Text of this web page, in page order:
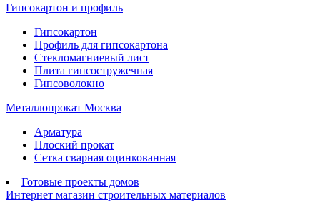
Гипсокартон и профиль
Гипсокартон
Профиль для гипсокартона
Стекломагниевый лист
Плита гипсостружечная
Гипсоволокно
Металлопрокат Москва
Арматура
Плоский прокат
Сетка сварная оцинкованная
Готовые проекты домов
Интернет магазин строительных материалов